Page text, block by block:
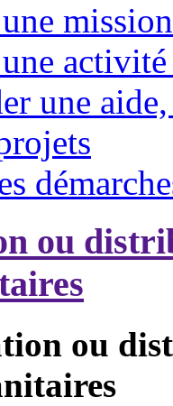
mission
une
ou
ou